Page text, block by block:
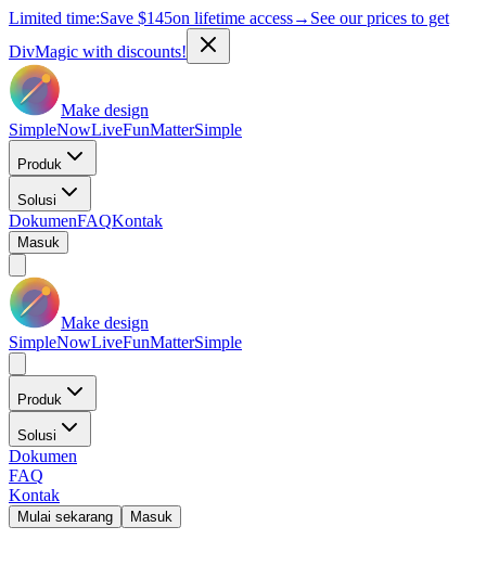
Limited time:Save $145on lifetime access→ See our prices to get
DivMagic with discounts!
Make design
SimpleNowLiveFunMatterSimple
Produk
Solusi
DokumenFAQKontak
Masuk
Make design
SimpleNowLiveFunMatterSimple
Produk
Solusi
Dokumen
FAQ
Kontak
Mulai sekarang Masuk